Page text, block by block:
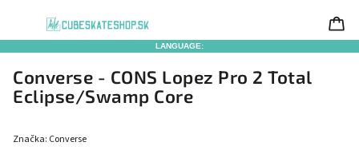
LANGUAGE:
Converse - CONS Lopez Pro 2 Total
Eclipse/Swamp Core
Značka: Converse